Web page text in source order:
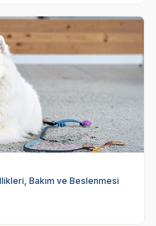
Bakım ve Beslenmesi